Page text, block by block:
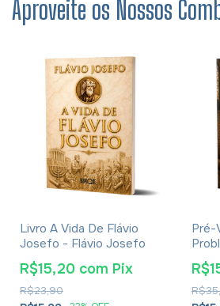
Aproveite os Nossos
Livro A Vida De Flávio
Josefo - Flávio Josefo
R$23,90
R$15,20 com Pix
Pré-
E